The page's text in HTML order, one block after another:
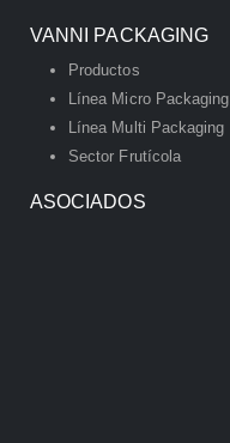
VANNI PACKAGING
Productos
Línea Micro Packaging
Línea Multi Packaging
Sector Frutícola
ASOCIADOS